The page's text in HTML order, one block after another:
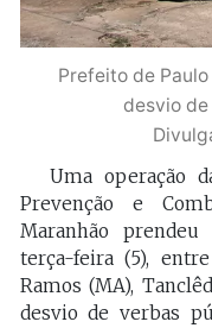
Prefeito de
desvio
Uma operação
Prevenção e
Maranhão
terça-feira (5),
Ramos (MA),
desvio de verbas